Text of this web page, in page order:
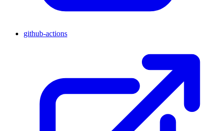
github-actions